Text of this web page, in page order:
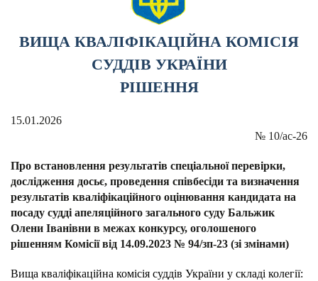
ВИЩА КВАЛІФІКАЦІЙНА КОМІСІЯ
СУДДІВ УКРАЇНИ
РІШЕННЯ
15.01.2026
№ 10/ас-26
Про встановлення результатів спеціальної перевірки,
дослідження досьє, проведення співбесіди та визначення
результатів кваліфікаційного оцінювання кандидата на
посаду судді апеляційного загального суду Бальжик
Олени Іванівни в межах конкурсу, оголошеного
рішенням Комісії від 14.09.2023 № 94/зп-23 (зі змінами)
Вища кваліфікаційна комісія суддів України у складі колегії: